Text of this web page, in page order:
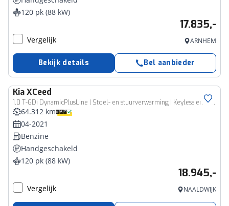
120 pk (88 kW)
17.835,-
Vergelijk ARNHEM
Bekijk details Bel aanbieder
KiaXCeed
1.0 T-GDi DynamicPlusLine | Stoel- en stuurverwarming | Keyless entry/start | Achteruitrijcamera | Parkeersensoren achter | Apple/Android Carplay | Cruise control | Climate control | Navi
64.312 km
04-2021
Benzine
Handgeschakeld
120 pk (88 kW)
18.945,-
Vergelijk NAALDWIJK